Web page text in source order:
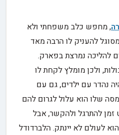
, מחפש כלב משפחתי ולא
להעניק לו הרבה מאד
להליכה נמרצת בפארק.
ולכן מומלץ לקחת לו
נהדר עם ילדים, גם עם
שלו הוא עלול לגרום להם
להתרגל ולהקשר, אבל
לעולם לא יינתק. הלברדודל